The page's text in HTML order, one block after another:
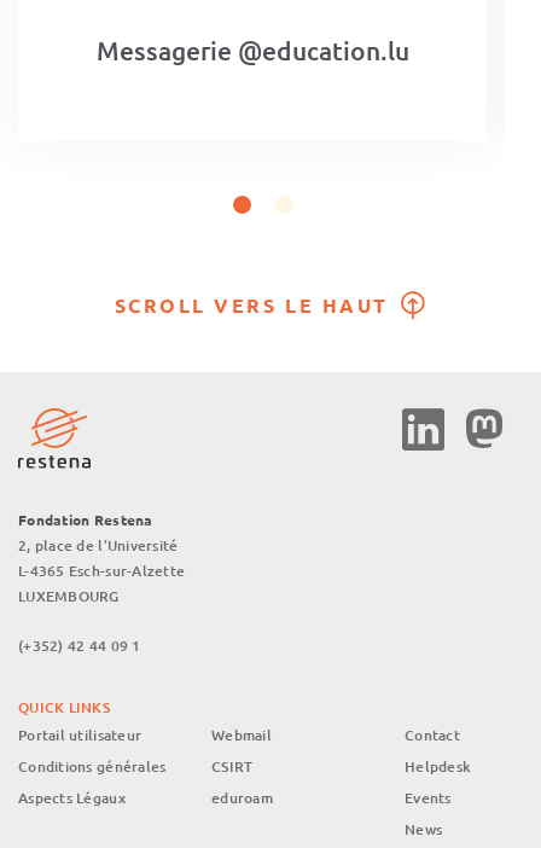
Messagerie @education.lu
SCROLL VERS LE HAUT
Fondation Restena
2, place de l’Université
L-4365 Esch-sur-Alzette
LUXEMBOURG
(+352) 42 44 09 1
Social
Media
QUICK LINKS
Portail utilisateur
Conditions générales
Aspects Légaux
Webmail
CSIRT
eduroam
Contact
Helpdesk
Events
News